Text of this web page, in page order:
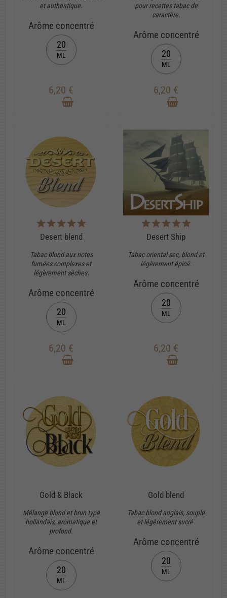
et authentique.
Arôme concentré
20
ML
6,20 €
pour recettes tabac de
caractère.
Arôme concentré
20
ML
6,20 €
Desert blend
Tabac blond aux notes
fumées complexes et
légèrement sèches.
Arôme concentré
20
ML
6,20 €
Desert Ship
Tabac oriental sec, blond et
légèrement épicé.
Arôme concentré
20
ML
6,20 €
Gold & Black
Mélange blond et brun type
hollandais, aromatique et
profond.
Arôme concentré
20
ML
Gold blend
Tabac blond anglais, souple
et légèrement sucré.
Arôme concentré
20
ML